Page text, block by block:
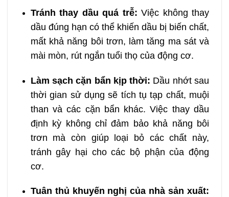
Tránh thay dầu quá trễ: Việc không thay
dầu đúng hạn có thể khiến dầu bị biến chất,
mất khả năng bôi trơn, làm tăng ma sát và
mài mòn, rút ngắn tuổi thọ của động cơ.
Làm sạch cặn bẩn kịp thời: Dầu nhớt sau
thời gian sử dụng sẽ tích tụ tạp chất, muội
than và các cặn bẩn khác. Việc thay dầu
định kỳ không chỉ đảm bảo khả năng bôi
trơn mà còn giúp loại bỏ các chất này,
tránh gây hại cho các bộ phận của động
cơ.
Tuân thủ khuyến nghị của nhà sản xuất: